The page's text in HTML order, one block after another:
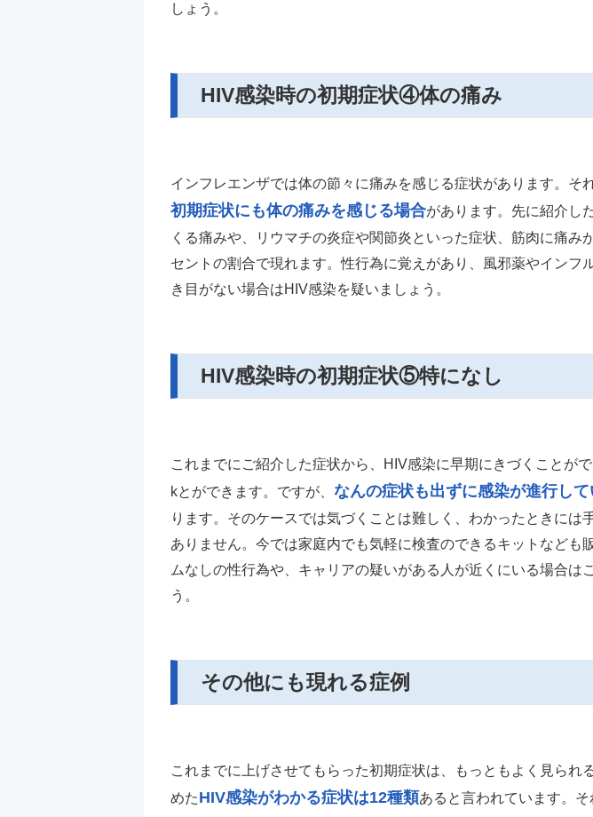
しょう。
HIV感染時の初期症状④体の痛み
インフレエンザでは体の節々に痛みを感じる症状があります。そ
初期症状にも体の痛みを感じる場合があります。先に紹介し
くる痛みや、リウマチの炎症や関節炎といった症状、筋肉に痛み
セントの割合で現れます。性行為に覚えがあり、風邪薬やインフ
き目がない場合はHIV感染を疑いましょう。
HIV感染時の初期症状⑤特になし
これまでにご紹介した症状から、HIV感染に早期にきづくことが
kとができます。ですが、 なんの症状も出ずに感染が進行して
ります。そのケースでは気づくことは難しく、わかったときには
ありません。今では家庭内でも気軽に検査のできるキットなども
ムなしの性行為や、キャリアの疑いがある人が近くにいる場合は
う。
その他にも現れる症例
これまでに上げさせてもらった初期症状は、もっともよく見られ
めたHIV感染がわかる症状は12種類あると言われています。